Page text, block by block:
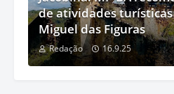
de atividades turísticas
Miguel das Figuras
Redação 16.9.25